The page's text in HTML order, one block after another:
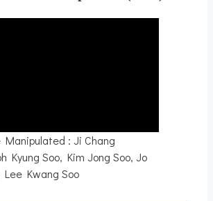
: Ji Chang
Kyung Soo, Kim Jong Soo, Jo
Lee Kwang Soo